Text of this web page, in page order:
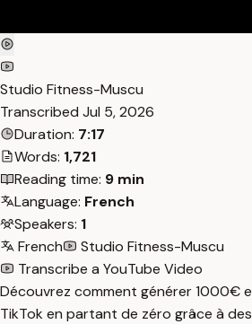
Studio Fitness-Muscu
Transcribed Jul 5, 2026
Duration: 7:17
Words: 1,721
Reading time: 9 min
Language: French
Speakers: 1
French
Studio Fitness-Muscu
Transcribe a YouTube Video
Découvrez comment générer 1000€
TikTok en partant de zéro grâce à